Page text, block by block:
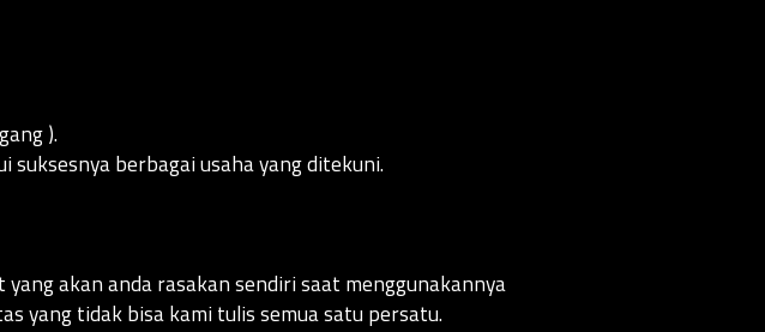
).
berbagai usaha yang ditekuni.
akan anda rasakan sendiri saat menggunakannya
yang tidak bisa kami tulis semua satu persatu.